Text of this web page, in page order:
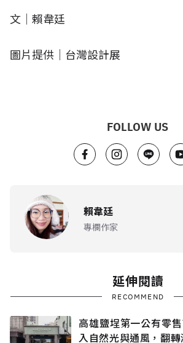
文｜賴韋廷
圖片提供｜台灣設計展
FOLLOW US
賴韋廷
專欄作家
延伸閱讀
RECOMMEND
高雄鹽埕第一公有零
入自然光與通風，翻